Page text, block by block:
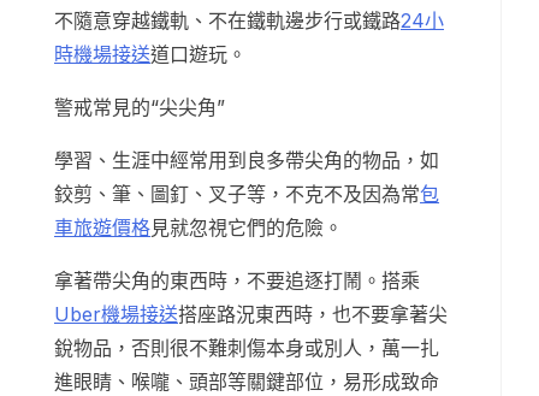
不隨意穿越鐵軌、不在鐵軌邊步行或鐵路24小
時機場接送道口遊玩。
警戒常見的“尖尖角”
學習、生涯中經常用到良多帶尖角的物品，如
鉸剪、筆、圖釘、叉子等，不克不及因為常包
車旅遊價格見就忽視它們的危險。
拿著帶尖角的東西時，不要追逐打鬧。搭乘
Uber機場接送搭座路況東西時，也不要拿著尖
銳物品，否則很不難刺傷本身或別人，萬一扎
進眼睛、喉嚨、頭部等關鍵部位，易形成致命